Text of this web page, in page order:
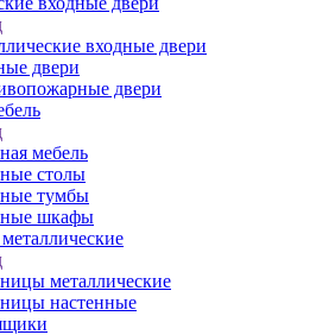
входные двери
двери
двери
мебель
столы
тумбы
шкафы
металлические
настенные